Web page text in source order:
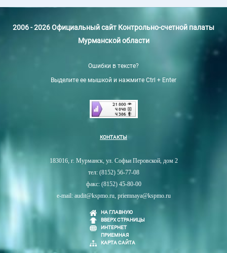
2006 - 2026 Официальный сайт Контрольно-счетной палаты
Мурманской области
Ошибки в тексте?
Выделите ее мышкой и нажмите Ctrl + Enter
КОНТАКТЫ
183016, г. Мурманск, ул. Софьи Перовской, дом 2
тел: (8152) 56-77-08
факс: (8152) 45-80-00
e-mail: audit@kspmo.ru, priemnaya@kspmo.ru
НА ГЛАВНУЮ
ВВЕРХ СТРАНИЦЫ
ИНТЕРНЕТ
ПРИЕМНАЯ
КАРТА САЙТА